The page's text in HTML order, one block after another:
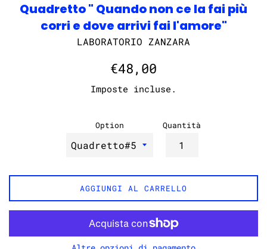
Quadretto " Quando non ce la fai più
corri e dove arrivi fai l'amore"
LABORATORIO ZANZARA
Prezzo
listino
€48,00
Imposte incluse.
Option Quantità
AGGIUNGI AL CARRELLO